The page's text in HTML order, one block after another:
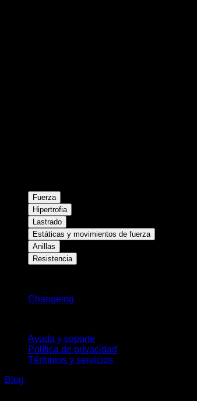
Fuerza
Hipertrofia
Lastrado
Estáticas y movimientos de fuerza
Anillas
Resistencia
Changelog
Ayuda y soporte
Política de privacidad
Términos y servicios
Blog